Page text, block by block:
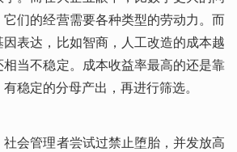
们的经营需要各种类型的劳动力。而
表达，比如智商，人工改造的成本越
当不稳定。成本收益率最高的还是靠
稳定的分母产出，再进行筛选。
会管理者尝试过禁止堕胎，并发放高